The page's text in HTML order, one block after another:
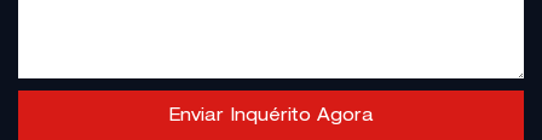
Enviar Inquérito Agora